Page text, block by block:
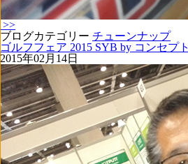
>>
ブログカテゴリー チューンナップ
ゴルフフェア 2015 SYB by コンセプト
2015年02月14日